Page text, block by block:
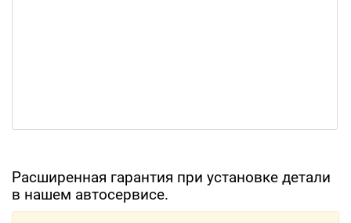
Расширенная гарантия при установке детали
в нашем автосервисе.